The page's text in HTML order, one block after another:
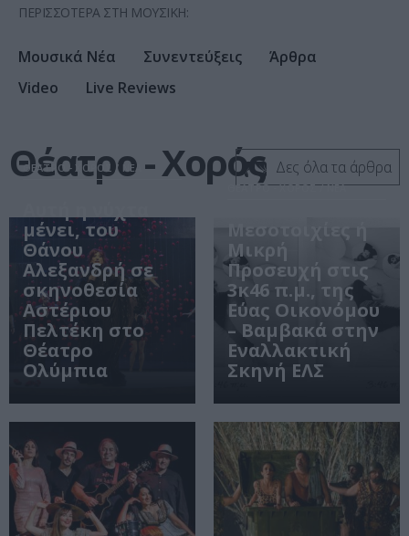
ΠΕΡΙΣΣΟΤΕΡΑ ΣΤΗ ΜΟΥΣΙΚΗ:
Μουσικά Νέα Συνεντεύξεις
Άρθρα
Video
Live Reviews
Θέατρο - Χορός Δες όλα τα άρθρα
ΘΕΑΤΡΟ - ΧΟΡΟΣ / ΝΕΑ
μένει, του
Θάνου
Αλεξανδρή σε
σκηνοθεσία
Αστέριου
Πελτέκη στο
Θέατρο
Ολύμπια
ΘΕΑΤΡΟ - ΧΟΡΟΣ / ΝΕΑ
Μεσοτοιχίες ή
Μικρή
Προσευχή στις
3κ46 π.μ., της
Εύας Οικονόμου
– Βαμβακά στην
Εναλλακτική
Σκηνή ΕΛΣ